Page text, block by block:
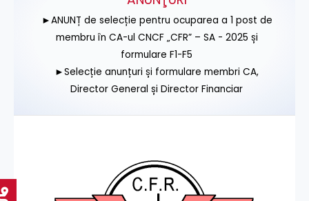
►ANUNȚ de selecție pentru ocuparea a 1 post de
membru în CA-ul CNCF „CFR” – SA - 2025 și
formulare F1-F5
►Selecție anunțuri și formulare membri CA,
Director General și Director Financiar